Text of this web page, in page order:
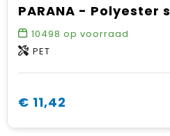
PARANA - Polyester
10498 op voorraad
PET
€ 11,42